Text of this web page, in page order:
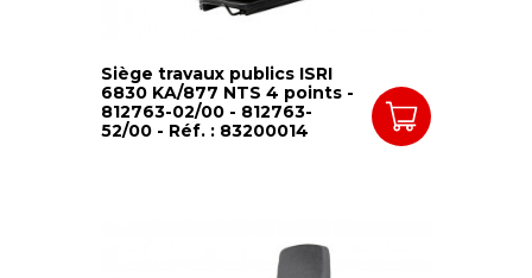
Siège travaux publics ISRI
6830 KA/877 NTS 4 points -
812763-02/00 - 812763-
52/00 - Réf. : 83200014